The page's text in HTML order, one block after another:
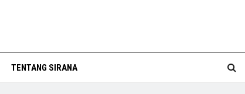
TENTANG SIRANA